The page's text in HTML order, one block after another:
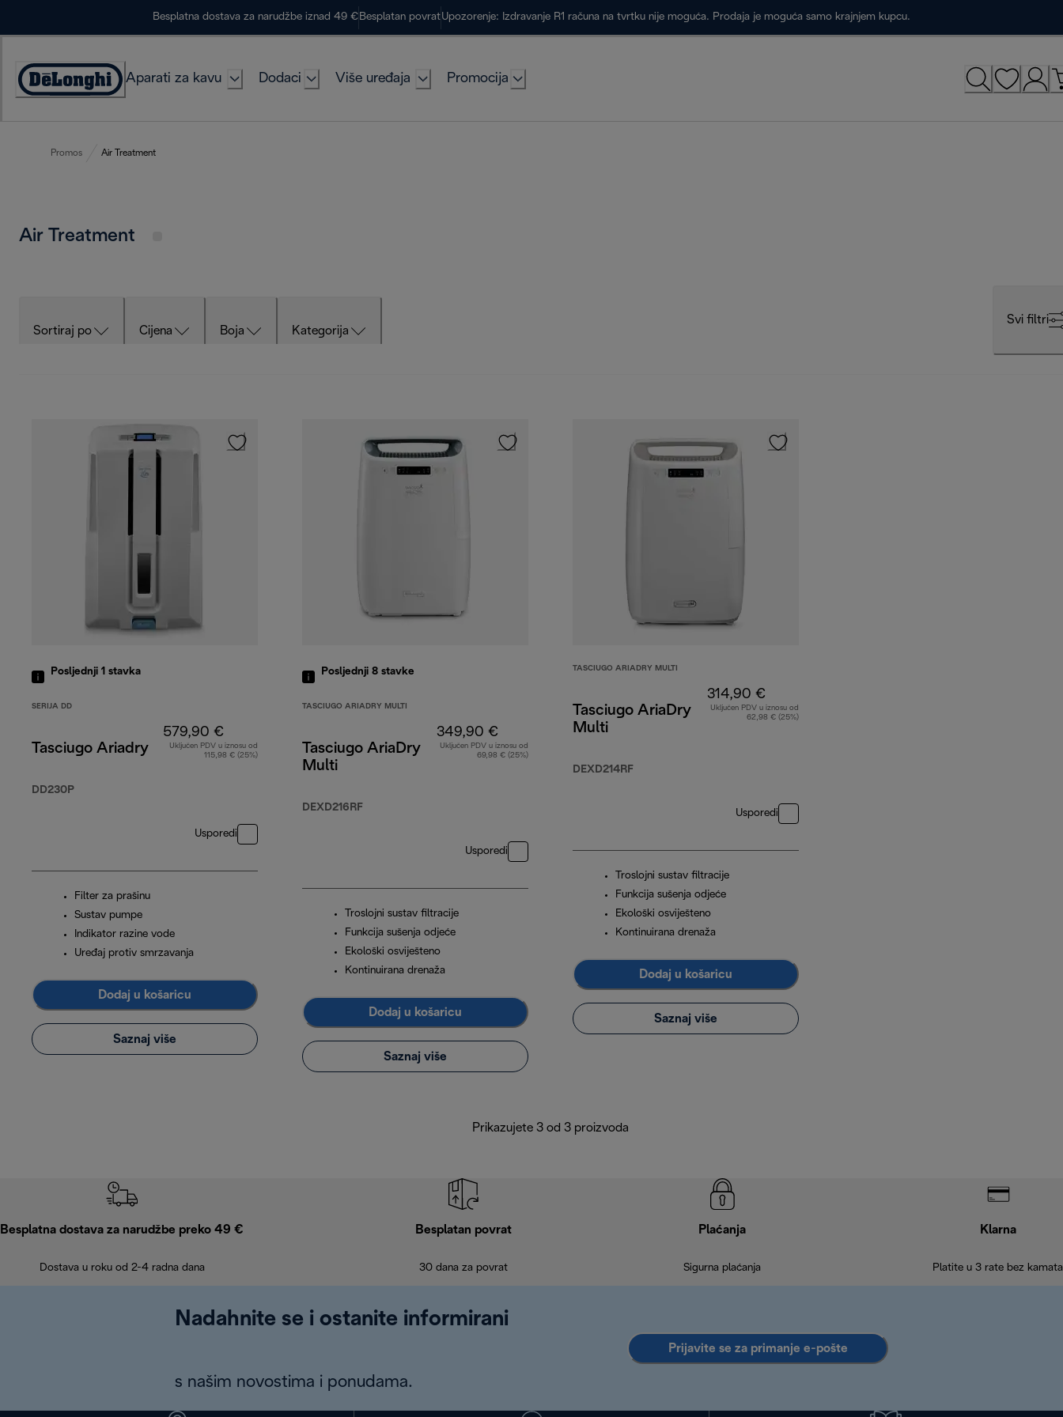
Besplatna dostava za narudžbe iznad 49 € Besplatan povratUpozorenje: Izdravanje R1 računa na tvrtku nije moguća. Prodaja je moguća samo krajnjem kupcu.
Accessibility
Aparati za kavu Dodaci Više uređaja Promocija
Promos Air Treatment
Air Treatment
Sortiraj po Cijena Boja Kategorija
Svi filtri
Posljednji 1 stavka
SERIJA DD
Tasciugo Ariadry
DD230P
579,90 €
Uključen PDV u iznosu od
115,98 € (25%)
Usporedi
Filter za prašinu
Sustav pumpe
Indikator razine vode
Uređaj protiv smrzavanja
Dodaj u košaricu
Saznaj više
Posljednji 8 stavke
TASCIUGO ARIADRY MULTI
Tasciugo AriaDry
Multi
DEXD216RF
349,90 €
Uključen PDV u iznosu od
69,98 € (25%)
Usporedi
Troslojni sustav filtracije
Funkcija sušenja odjeće
Ekološki osviješteno
Kontinuirana drenaža
Dodaj u košaricu
Saznaj više
TASCIUGO ARIADRY MULTI
Tasciugo AriaDry
Multi
DEXD214RF
314,90 €
Uključen PDV u iznosu od
62,98 € (25%)
Usporedi
Troslojni sustav filtracije
Funkcija sušenja odjeće
Ekološki osviješteno
Kontinuirana drenaža
Dodaj u košaricu
Saznaj više
Prikazujete 3 od 3 proizvoda
Besplatna dostava za narudžbe preko 49 €
Dostava u roku od 2-4 radna dana
Besplatan povrat
30 dana za povrat
Plaćanja
Sigurna plaćanja
Klarna
Platite u 3 rate bez kamata
Nadahnite se i ostanite informirani
s našim novostima i ponudama.
Prijavite se za primanje e-pošte